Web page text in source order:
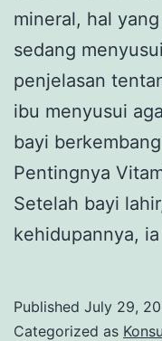
mineral, hal
sedang
penjelasan
ibu menyusui
bayi
Pentingnya
Setelah bayi
kehidupannya,
Published July 29,
Categorized as